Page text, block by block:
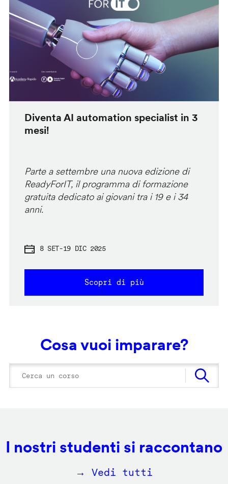
Diventa AI automation specialist in 3
mesi!
Parte a settembre una nuova edizione di
ReadyForIT, il programma di formazione
gratuita dedicato ai giovani tra i 19 e i 34
anni.
8 SET-19 DIC 2025
Scopri di più
Cosa vuoi imparare?
I nostri studenti si raccontano
→ Vedi tutti